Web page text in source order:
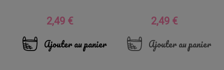
Prix
2,49 €
Ajouter au panier
Prix
2,49 €
Ajouter au panier